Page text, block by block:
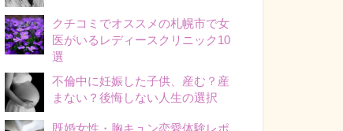
クチコミでオススメの札幌市で女
医がいるレディースクリニック10
選
不倫中に妊娠した子供、産む？産
まない？後悔しない人生の選択
既婚女性・胸キュン恋愛体験レポ